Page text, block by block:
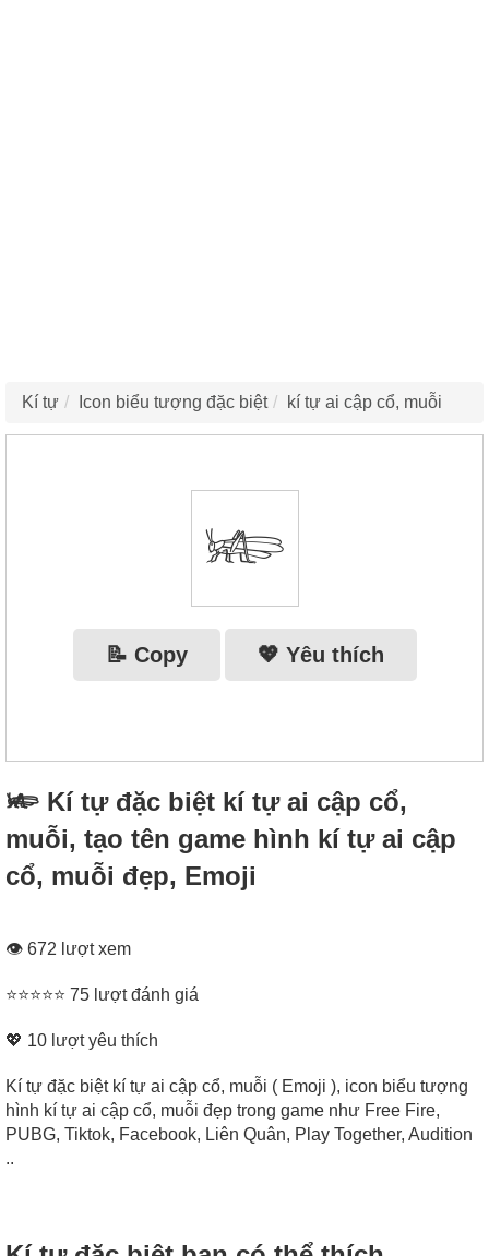
Kí tự Icon biểu tượng đặc biệt kí tự ai cập cổ, muỗi
𓆧
📝 Copy 💖 Yêu thích
𓆧 Kí tự đặc biệt kí tự ai cập cổ,
muỗi, tạo tên game hình kí tự ai cập
cổ, muỗi đẹp, Emoji
👁 672 lượt xem
⭐⭐⭐⭐⭐ 75 lượt đánh giá
💖 10 lượt yêu thích
Kí tự đặc biệt kí tự ai cập cổ, muỗi ( Emoji ), icon biểu tượng
hình kí tự ai cập cổ, muỗi đẹp trong game như Free Fire,
PUBG, Tiktok, Facebook, Liên Quân, Play Together, Audition
..